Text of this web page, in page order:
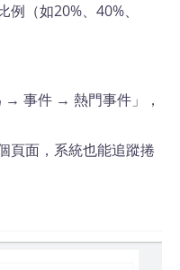
（如20%、40%、
→ 事件 → 熱門事件」，
頁面，系統也能追蹤捲